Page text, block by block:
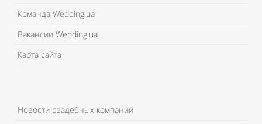
Команда Wedding.ua
Вакансии Wedding.ua
Карта сайта
Новости свадебных компаний